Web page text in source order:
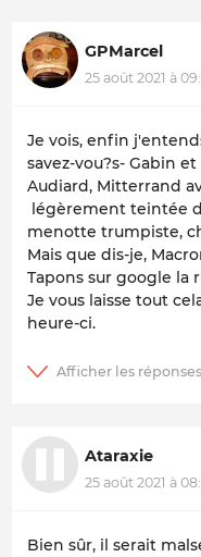
GPMarcel
25 août 2021 à
Je vois, enfin
savez-vou?s- Gabin
Audiard, Mitterrand
légèrement teintée
menotte trumpiste,
Mais que dis-je,
Tapons sur google la
Je vous laisse tout
heure-ci.
Ataraxie
25 août 2021 à
Bien sûr, il serait